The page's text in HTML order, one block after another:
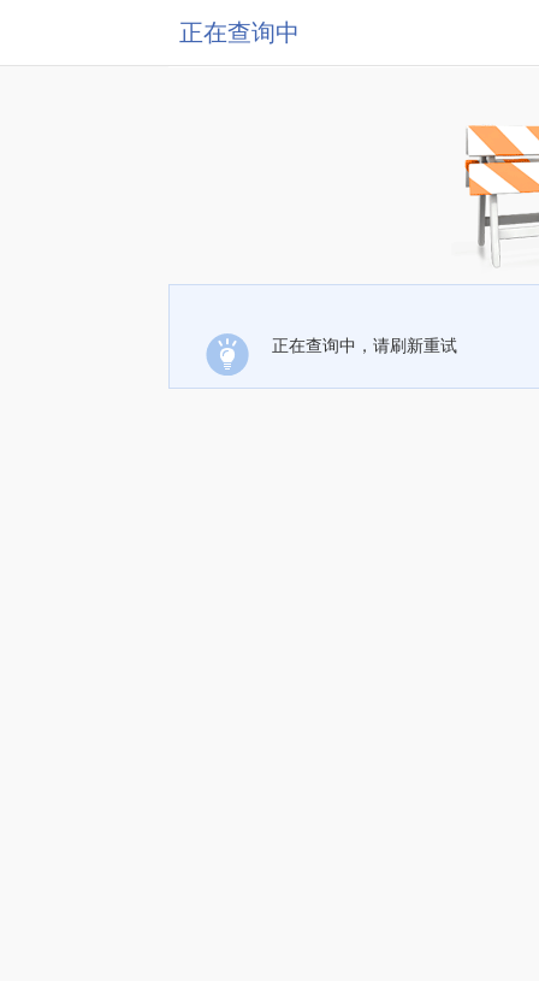
正在查询中
正在查询中，请刷新重试